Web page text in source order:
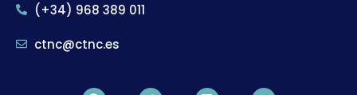
(+34) 968 389 011
ctnc@ctnc.es